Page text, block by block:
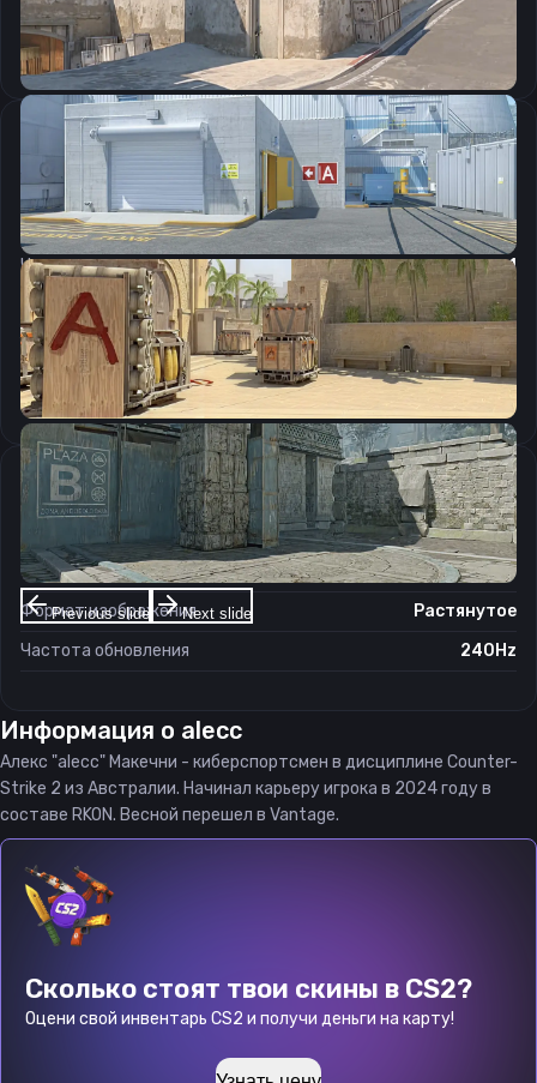
Previous slide Next slide
Скопировать
Настройки мыши
DPI:
800
Чувствительность мыши в игре:
1.05
Чувствительность мыши в зуме:
1
Чувствительность мыши в Windows:
6/11
Ускорение мыши:
0
m_rawinput:
1
Настройки экрана
Разрешение
1280×960
Соотношение сторон
4:3
Формат изображения
Растянутое
Частота обновления
240Hz
Информация о alecc
Алекс "alecc" Макечни - киберспортсмен в дисциплине Counter-
Strike 2 из Австралии. Начинал карьеру игрока в 2024 году в
составе RKON. Весной перешел в Vantage.
Сколько стоят твои скины в CS2?
Оцени свой инвентарь CS2 и получи деньги на карту!